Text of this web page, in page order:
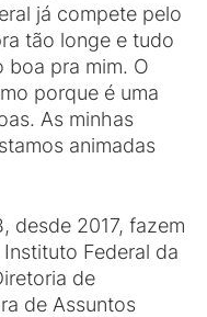
já compete pelo
tão longe e tudo
boa pra mim. O
porque é uma
As minhas
animadas
desde 2017, fazem
Federal da
de
de Assuntos